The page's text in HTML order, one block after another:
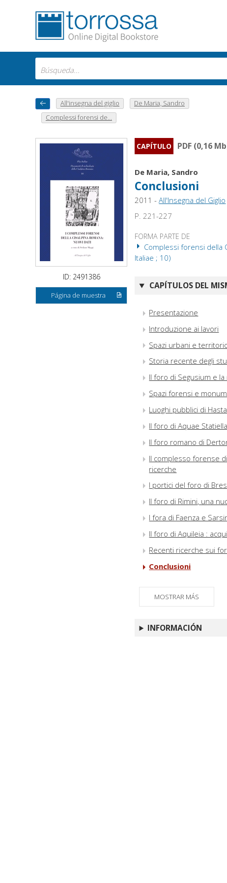
All'insegna del giglio
De Maria, Sandro
Complessi forensi de...
ID: 2491386
Página de muestra
CAPÍTULO PDF (0,16
De Maria, Sandro
Conclusioni
2011 -All'Insegna del Giglio
P. 221-227
FORMA PARTE DE
Complessi forensi della
Italiae ; 10)
CAPÍTULOS DEL
Presentazione
Introduzione ai lavori
Spazi urbani e
Storia recente degli
Il foro di Segusium e
Spazi forensi e
Luoghi pubblici di
Il foro di Aquae
Il foro romano di
Il complesso forense
ricerche
I portici del foro di
Il foro di Rimini, una
I fora di Faenza e
Il foro di Aquileia :
Recenti ricerche sui
Conclusioni
MOSTRAR MÁS
INFORMACIÓN